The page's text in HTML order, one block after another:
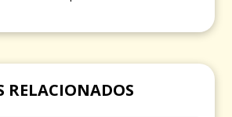
RELACIONADOS